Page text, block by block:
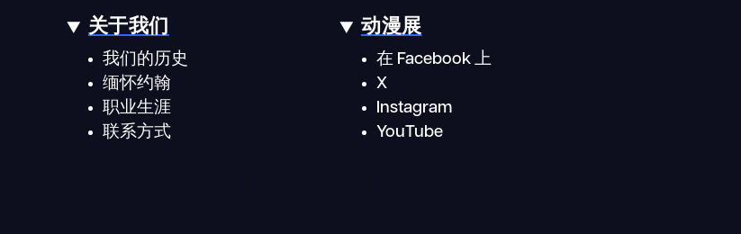
关于我们
我们的历史
缅怀约翰
职业生涯
联系方式
动漫展
在 Facebook 上
X
Instagram
YouTube